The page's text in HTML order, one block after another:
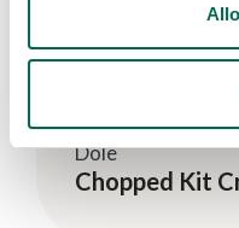
Dole
Chopped Kit